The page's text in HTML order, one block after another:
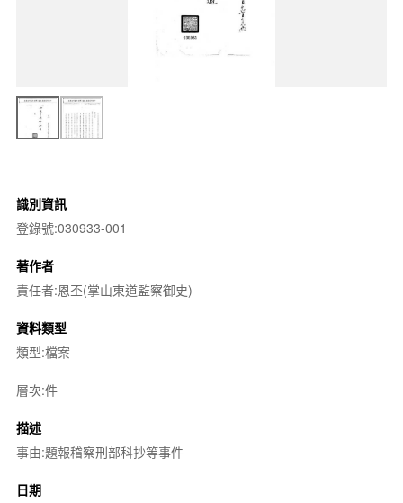
識別資訊
登錄號:030933-001
著作者
責任者:恩丕(掌山東道監察御史)
資料類型
類型:檔案
層次:件
描述
事由:題報稽察刑部科抄等事件
日期